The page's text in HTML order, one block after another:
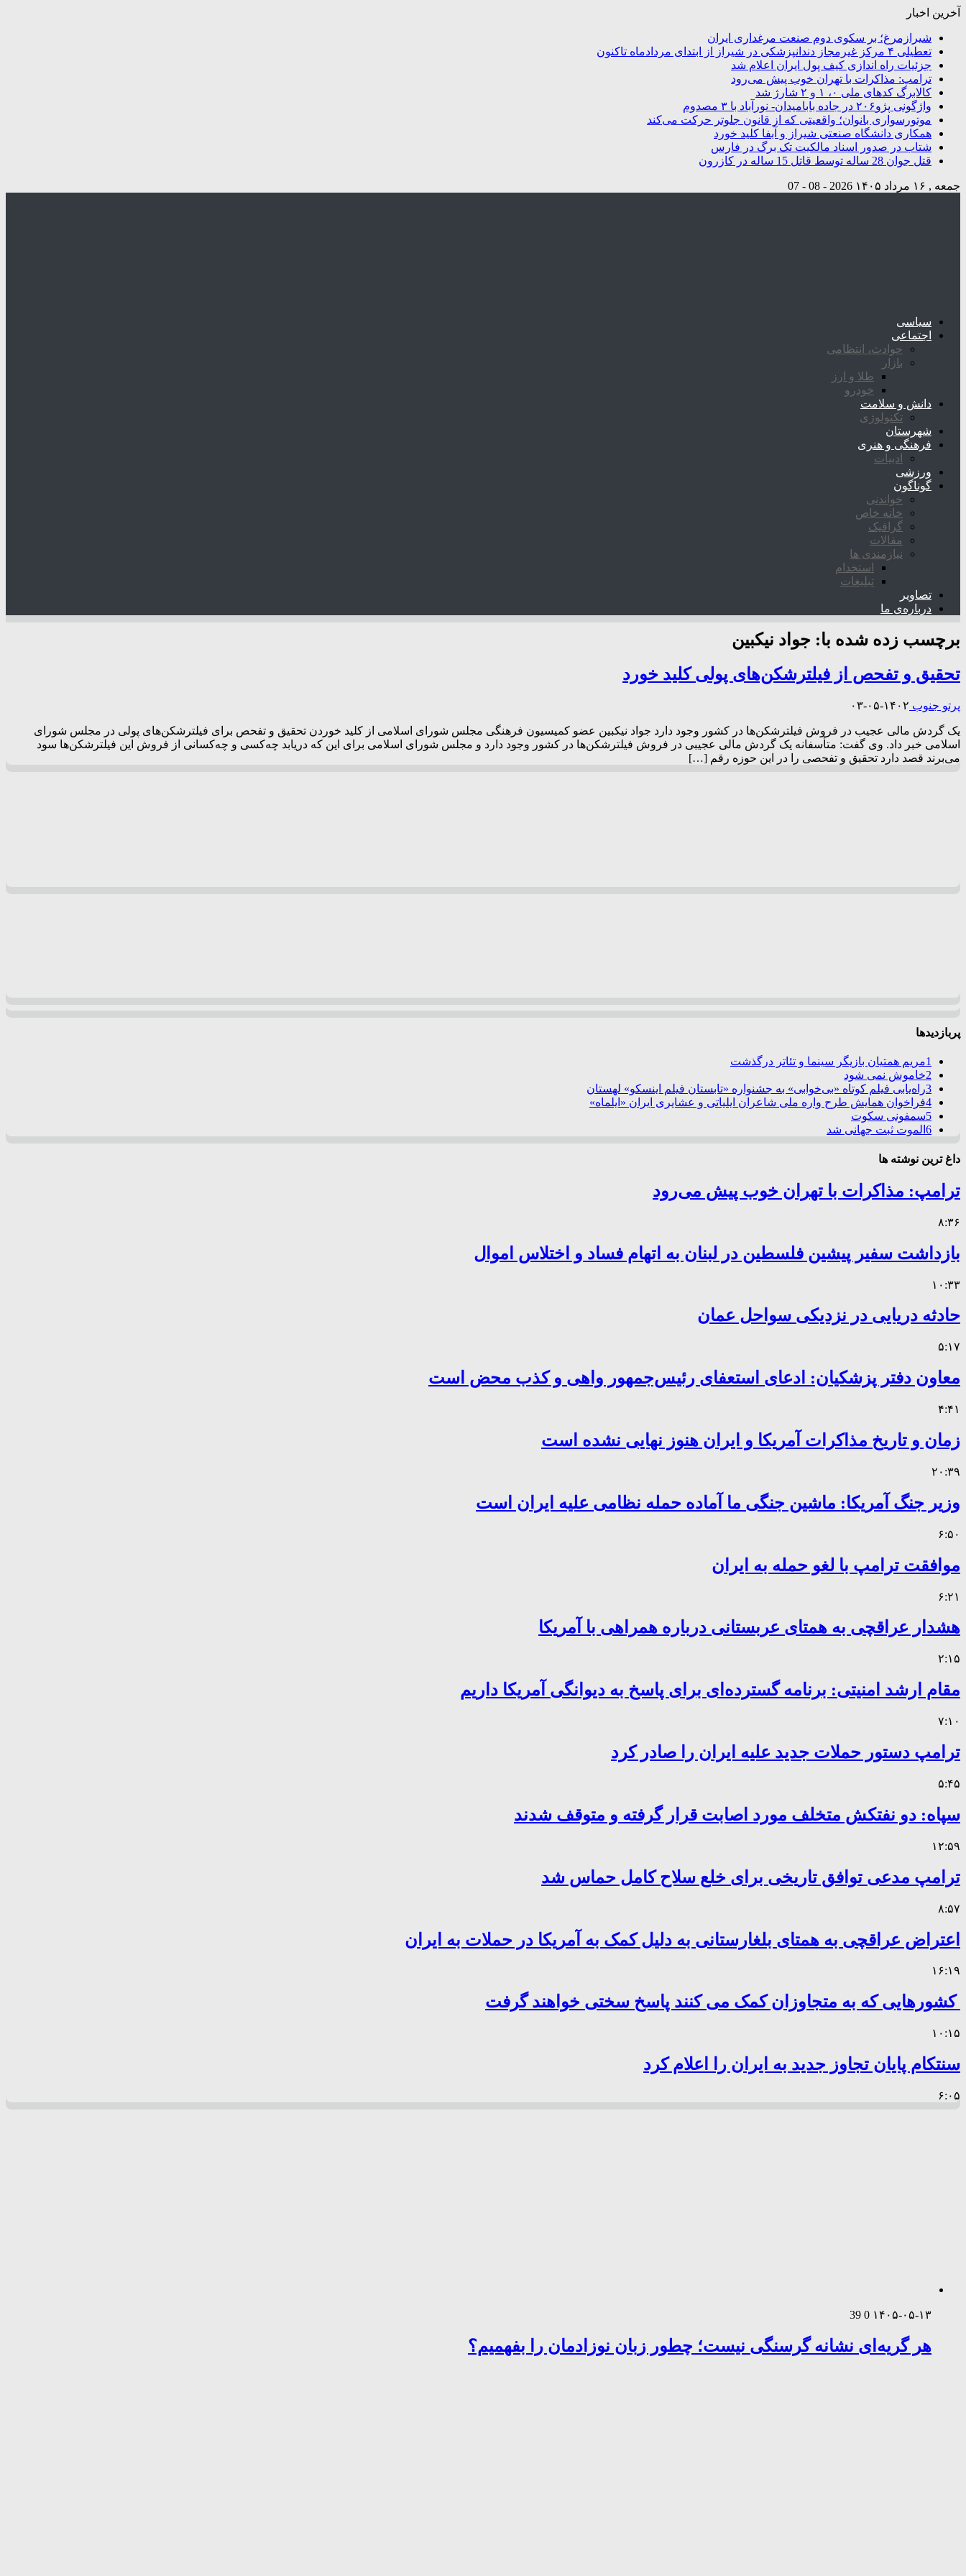
آخرین اخبار
شیرازمرغ؛ بر سکوی دوم صنعت مرغداری ایران
تعطیلی ۴ مرکز غیرمجاز دندانپزشکی در شیراز از ابتدای مردادماه تاکنون
جزئیات راه اندازی کیف پول ایران اعلام شد
ترامپ: مذاکرات با تهران خوب پیش می‌رود
کالابرگ کدهای ملی ۰، ۱ و ۲ شارژ شد
واژگونی پژو۲۰۶ در جاده بابامیدان- نورآباد با ۳ مصدوم
موتورسواری بانوان؛ واقعیتی که از قانون جلوتر حرکت می‌کند
همکاری دانشگاه صنعتی شیراز و آبفا کلید خورد
شتاب در صدور اسناد مالکیت تک برگ در فارس
قتل جوان 28 ساله توسط قاتل 15 ساله در کازرون
جمعه , ۱۶ مرداد ۱۴۰۵ 2026 - 08 - 07
سیاسی
اجتماعی
حوادث، انتظامی
بازار
طلا و ارز
خودرو
دانش و سلامت
تکنولوژی
شهرستان
فرهنگی و هنری
ادبیات
ورزشی
گوناگون
خواندنی
خانه خاص
گرافیک
مقالات
نیازمندی ها
استخدام
تبلیغات
تصاویر
درباره‌ی ما
برچسب زده شده با: جواد نیکبین
تحقیق و تفحص از فیلترشکن‌های پولی کلید خورد
پرتو جنوب ۱۴۰۲-۰۵-۰۳
یک گردش مالی عجیب در فروش فیلترشکن‌ها در کشور وجود دارد جواد نیکبین عضو کمیسیون فرهنگی مجلس شورای اسلامی از کلید خوردن تحقیق و تفحص برای فیلترشکن‌های پولی در مجلس شورای
اسلامی خبر داد. وی گفت: متأسفانه یک گردش مالی عجیبی در فروش فیلترشکن‌ها در کشور وجود دارد و مجلس شورای اسلامی برای این که دریابد چه‌کسی و چه‌کسانی از فروش این فیلترشکن‌ها سود
می‌برند قصد دارد تحقیق و تفحصی را در این حوزه رقم […]
پربازدیدها
1مریم همتیان بازیگر سینما و تئاتر درگذشت
2خاموش نمی شود
3راه‌یابی فیلم کوتاه «بی‌خوابی» به جشنواره «تابستان فیلم اینسکو» لهستان
4فراخوان همایش طرح واره ملی شاعران ایلیاتی و عشایری ایران «ایلماه»
5سمفونی سکوت
6 الموت ثبت جهانی شد
داغ ترین نوشته ها
ترامپ: مذاکرات با تهران خوب پیش می‌رود
۸:۳۶
بازداشت سفیر پیشین فلسطین در لبنان به اتهام فساد و اختلاس اموال
۱۰:۳۳
حادثه دریایی در نزدیکی سواحل عمان
۵:۱۷
معاون دفتر پزشکیان: ادعای استعفای رئیس‌جمهور واهی و کذب محض است
۴:۴۱
زمان و تاریخ مذاکرات آمریکا و ایران هنوز نهایی نشده است
۲۰:۳۹
وزیر جنگ آمریکا: ماشین جنگی ما آماده حمله نظامی علیه ایران است
۶:۵۰
موافقت ترامپ با لغو حمله به ایران
۶:۲۱
هشدار عراقچی به همتای عربستانی درباره همراهی با آمریکا
۲:۱۵
مقام ارشد امنیتی: برنامه گسترده‌ای برای پاسخ به دیوانگی آمریکا داریم
۷:۱۰
ترامپ دستور حملات جدید علیه ایران را صادر کرد
۵:۴۵
سپاه: دو نفتکش متخلف مورد اصابت قرار گرفته و متوقف شدند
۱۲:۵۹
ترامپ مدعی توافق تاریخی برای خلع سلاح کامل حماس شد
۸:۵۷
اعتراض عراقچی به همتای بلغارستانی به دلیل کمک به آمریکا در حملات به ایران
۱۶:۱۹
کشورهایی که به متجاوزان کمک می کنند پاسخ سختی خواهند گرفت
۱۰:۱۵
سنتکام پایان تجاوز جدید به ایران را اعلام کرد
۶:۰۵
۱۴۰۵-۰۵-۱۳ 0
39
هر گریه‌ای نشانه گرسنگی نیست؛ چطور زبان نوزادمان را بفهمیم؟